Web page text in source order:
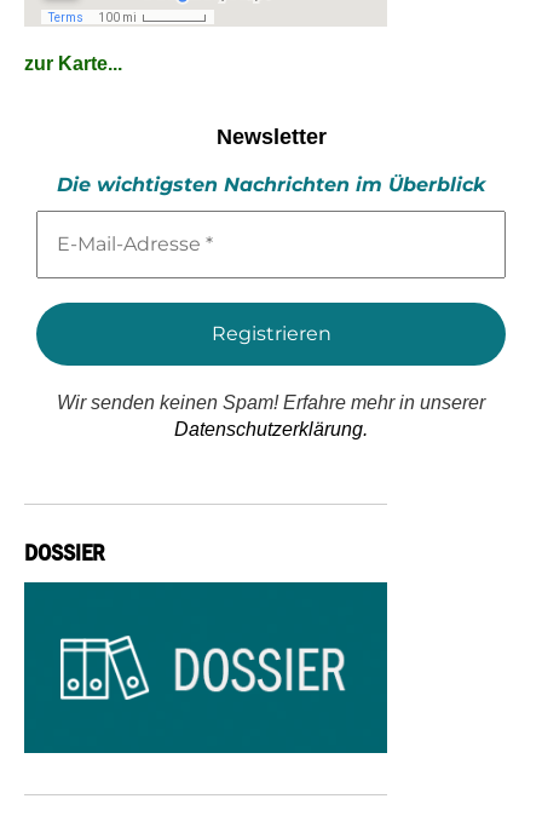
zur Karte...
Newsletter
Die wichtigsten Nachrichten im Überblick
Mail-
*
Wir senden keinen Spam! Erfahre mehr in unserer
Datenschutzerklärung.
DOSSIER